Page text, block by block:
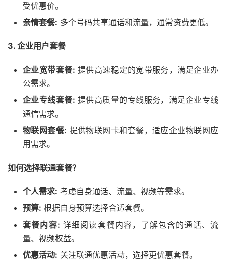
受优惠价。
亲情套餐: 多个号码共享通话和流量，通常资费更低。
3. 企业用户套餐
企业宽带套餐: 提供高速稳定的宽带服务，满足企业办
公需求。
企业专线套餐: 提供高质量的专线服务，满足企业专线
通信需求。
物联网套餐: 提供物联网卡和套餐，适应企业物联网应
用需求。
如何选择联通套餐？
个人需求: 考虑自身通话、流量、视频等需求。
预算: 根据自身预算选择合适套餐。
套餐内容: 详细阅读套餐内容，了解包含的通话、流
量、视频权益。
优惠活动: 关注联通优惠活动，选择更优惠套餐。